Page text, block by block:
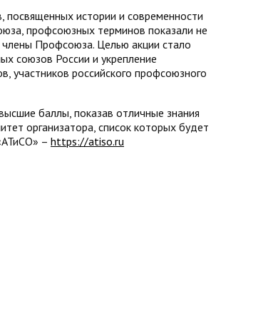
посвященных истории и современности
профсоюзных терминов показали не
Профсоюза. Целью акции стало
союзов России и укрепление
участников российского профсоюзного
баллы, показав отличные знания
организатора, список которых будет
– https://atiso.ru